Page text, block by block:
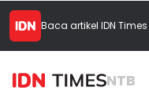
Baca artikel IDN Times
NTB